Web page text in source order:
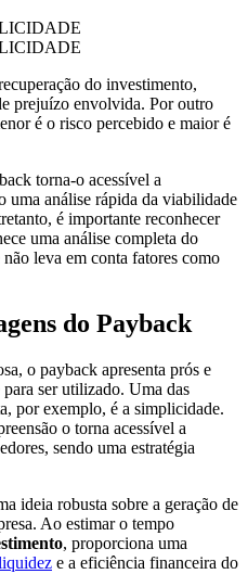
do investimento,
prejuízo envolvida. Por outro
é o risco percebido e maior é
torna-o acessível a
uma análise rápida da viabilidade
é importante reconhecer
uma análise completa do
leva em conta fatores como
do Payback
o payback apresenta prós e
ser utilizado. Uma das
por exemplo, é a simplicidade.
o torna acessível a
sendo uma estratégia
ideia robusta sobre a geração de
Ao estimar o tempo
, proporciona uma
e a eficiência financeira do